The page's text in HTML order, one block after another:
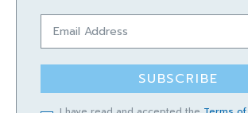
SUBSCRIBE